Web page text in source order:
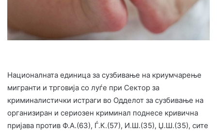
Националната единица за сузбивање на криумчарење
мигранти и трговија со луѓе при Сектор за
криминалистички истраги во Одделот за сузбивање на
организиран и сериозен криминал поднесе кривична
пријава против Ф.А.(63), Ѓ.К.(57), И.Ш.(35), Џ.Ш.(35), сите